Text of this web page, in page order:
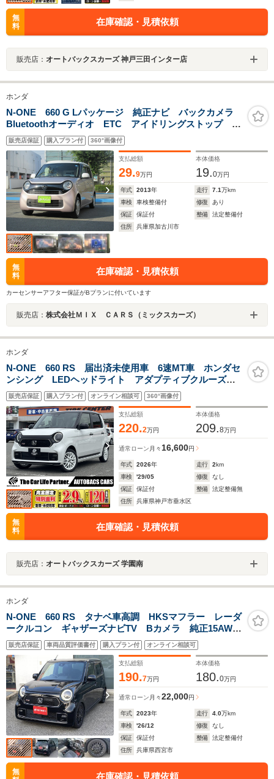
無
料
在庫確認・見積依頼
販売店： オートバックスカーズ 神戸三田インター店
ホンダ
N-ONE 660 G Lパッケージ 純正ナビ バックカメラ
Bluetoothオーディオ ETC アイドリングストップ プ
ッシュスタート オートライト
販売店保証 購入プラン付 360°画像付
支払総額
29.9万円
本体価格
19.0万円
年式 2013年 走行 7.1万km
車検
車検整備付 修復
あり
保証
保証付 整備
法定整備付
住所
兵庫県加古川市
無
料
在庫確認・見積依頼
カーセンサーアフター保証がBプランに付いています
販売店： 株式会社ＭＩＸ ＣＡＲＳ（ミックスカーズ）
ホンダ
N-ONE 660 RS 届出済未使用車 6速MT車 ホンダセ
ンシング LEDヘッドライト アダプティブクルーズコ
ントロール 15インチアルミホイル(ホワイトカラー) 前
席シートヒーター 7インチTFT液晶メーター バックカ
メラ
販売店保証 購入プラン付 オンライン相談可 360°画像付
支払総額
220.2万円
本体価格
209.8万円
通常ローン 月々 16,600円
年式 2026年 走行 2km
車検
'29/05 修復
なし
保証
保証付 整備
法定整備無
住所
兵庫県神戸市垂水区
無
料
在庫確認・見積依頼
販売店： オートバックスカーズ 学園南
ホンダ
N-ONE 660 RS タナベ車高調 HKSマフラー レーダ
ークルコン ギャザーズナビTV Bカメラ 純正15AW
レーンキープアシスト コーナーセンサー シートヒー
ター ETC スマートキー
販売店保証 車両品質評価書付 購入プラン付 オンライン相談可
支払総額
190.7万円
本体価格
180.0万円
通常ローン 月々22,000円
年式 2023年 走行 4.0万km
車検
'26/12 修復
なし
保証
保証付 整備
法定整備付
住所
兵庫県西宮市
無
在庫確認・見積依頼